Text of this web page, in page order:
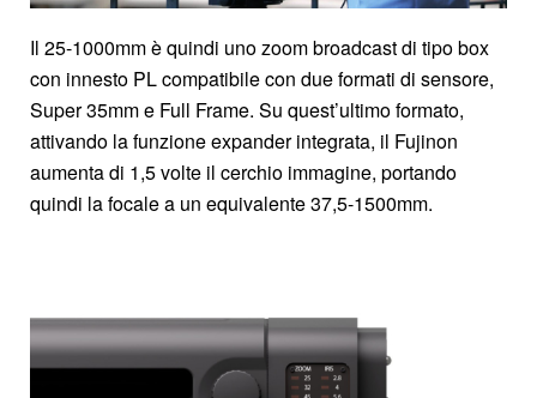
Il 25-1000mm è quindi uno zoom broadcast di tipo box
con innesto PL compatibile con due formati di sensore,
Super 35mm e Full Frame. Su quest’ultimo formato,
attivando la funzione expander integrata, il Fujinon
aumenta di 1,5 volte il cerchio immagine, portando
quindi la focale a un equivalente 37,5-1500mm.